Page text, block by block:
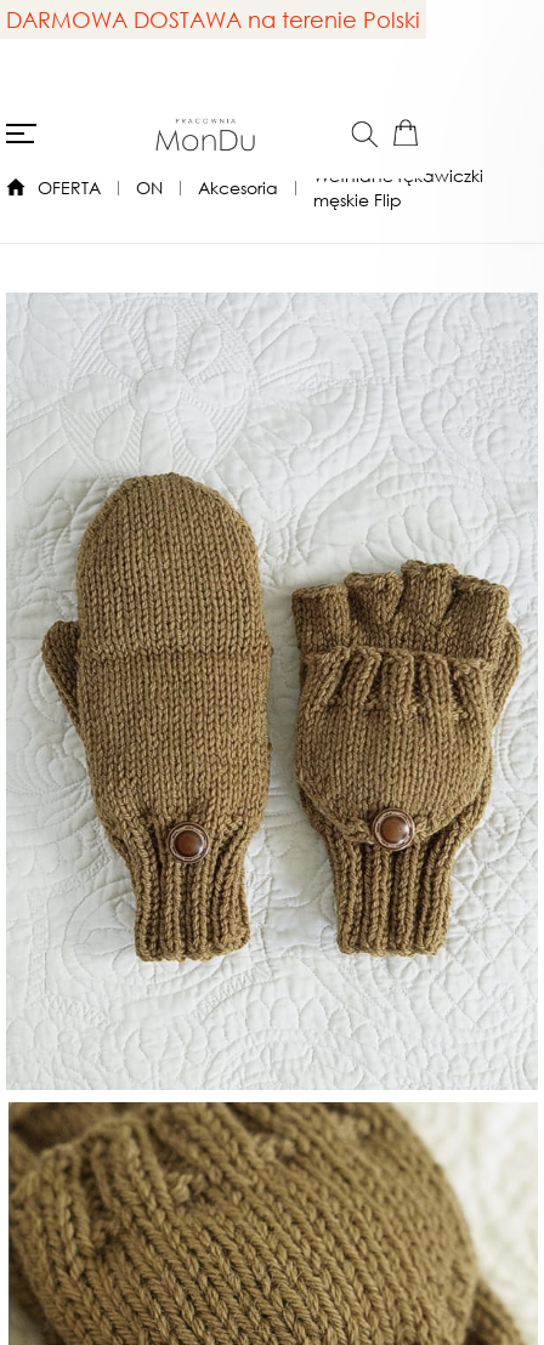
DARMOWA DOSTAWA na terenie Polski
OFERTA ON Akcesoria
Wełniane rękawiczki
męskie Flip